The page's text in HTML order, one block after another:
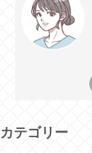
カテゴリー